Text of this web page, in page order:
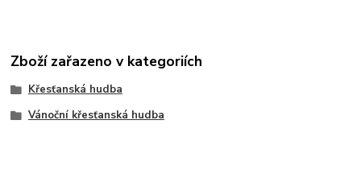
Zboží zařazeno v kategoriích
Křesťanská hudba
Vánoční křesťanská hudba